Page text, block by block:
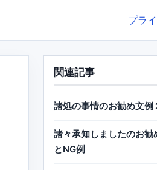
プラ
関連記事
諸処の事情のお勧め文例
諸々承知しましたのお勧
とNG例